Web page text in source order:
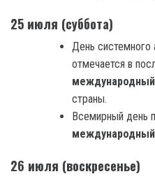
25 июля (суббота)
День системного
отмечается в
страны.
Всемирный день
26 июля (воскресенье)